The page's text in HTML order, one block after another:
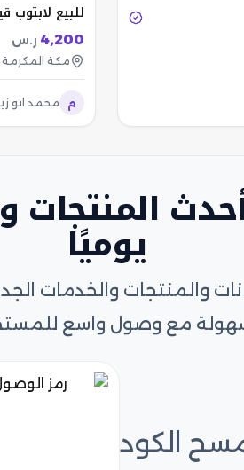
للبيع
4,200 ر.س
مكة المكرمة
م محمد ابو
المنتجات
يوميًا
والمنتجات والخدمات
بسهولة مع وصول واسع
الكود